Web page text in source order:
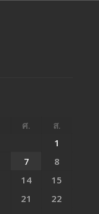
ศ.
ส.
1
7
8
14
15
21
22